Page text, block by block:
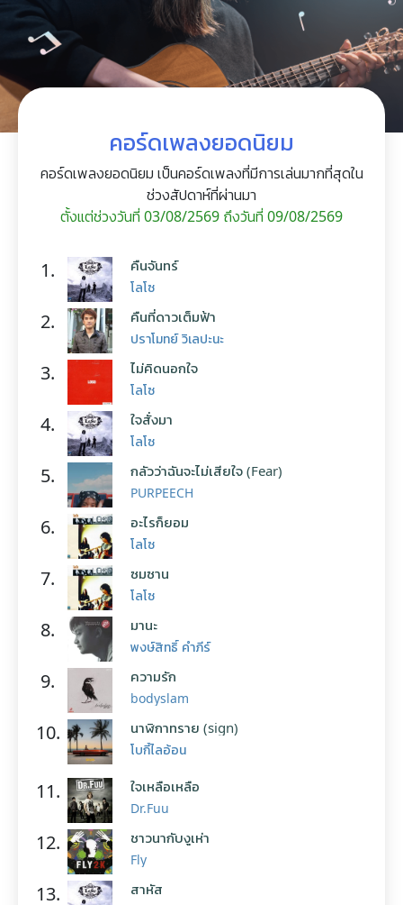
คอร์ดเพลงยอดนิยม
คอร์ดเพลงยอดนิยม เป็นคอร์ดเพลงที่มีการเล่นมากที่สุดใน
ช่วงสัปดาห์ที่ผ่านมา
ตั้งแต่ช่วงวันที่ 03/08/2569 ถึงวันที่ 09/08/2569
1. คืนจันทร์
โลโซ
2. คืนที่ดาวเต็มฟ้า
ปราโมทย์ วิเลปะนะ
3. ไม่คิดนอกใจ
โลโซ
4. ใจสั่งมา
โลโซ
5. กลัวว่าฉันจะไม่เสียใจ (Fear)
PURPEECH
6. อะไรก็ยอม
โลโซ
7. ซมซาน
โลโซ
8. มานะ
พงษ์สิทธิ์ คำภีร์
9. ความรัก
bodyslam
10. นาฬิกาทราย (sign)
โบกี้ไลอ้อน
11. ใจเหลือเหลือ
Dr.Fuu
12. ชาวนากับงูเห่า
Fly
13. สาหัส